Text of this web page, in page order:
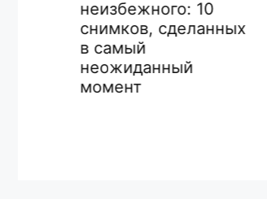
неизбежного: 10
снимков, сделанных
в самый
неожиданный
момент